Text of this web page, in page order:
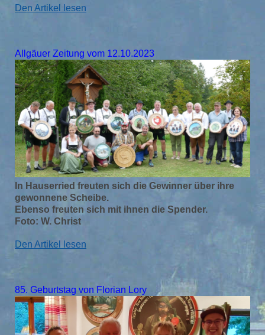
Den Artikel lesen
Allgäuer Zeitung vom 12.10.2023
In Hauserried freuten sich die Gewinner über ihre
gewonnene Scheibe.
Ebenso freuten sich mit ihnen die Spender.
Foto: W. Christ
Den Artikel lesen
85. Geburtstag von Florian Lory